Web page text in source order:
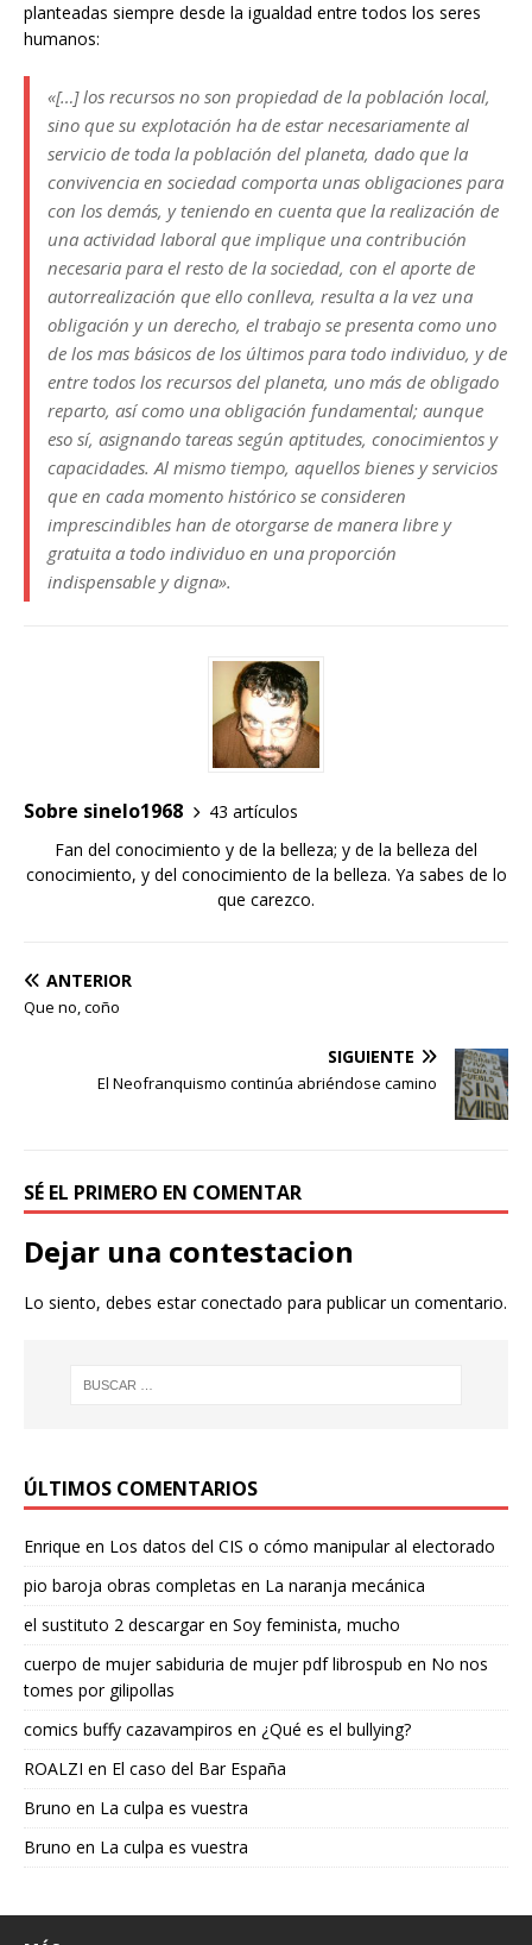
planteadas siempre desde la igualdad entre todos los seres
humanos:
«[…] los recursos no son propiedad de la población local,
sino que su explotación ha de estar necesariamente al
servicio de toda la población del planeta, dado que la
convivencia en sociedad comporta unas obligaciones para
con los demás, y teniendo en cuenta que la realización de
una actividad laboral que implique una contribución
necesaria para el resto de la sociedad, con el aporte de
autorrealización que ello conlleva, resulta a la vez una
obligación y un derecho, el trabajo se presenta como uno
de los mas básicos de los últimos para todo individuo, y de
entre todos los recursos del planeta, uno más de obligado
reparto, así como una obligación fundamental; aunque
eso sí, asignando tareas según aptitudes, conocimientos y
capacidades. Al mismo tiempo, aquellos bienes y servicios
que en cada momento histórico se consideren
imprescindibles han de otorgarse de manera libre y
gratuita a todo individuo en una proporción
indispensable y digna».
Sobre sinelo1968
43 artículos
Fan del conocimiento y de la belleza; y de la belleza del
conocimiento, y del conocimiento de la belleza. Ya sabes de lo
que carezco.
ANTERIOR
Que no, coño
SIGUIENTE
El Neofranquismo continúa abriéndose camino
SÉ EL PRIMERO EN COMENTAR
Dejar una contestacion
Lo siento, debes estarconectado para publicar un comentario.
ÚLTIMOS COMENTARIOS
Enrique en Los datos del CIS o cómo manipular al electorado
pio baroja obras completas en La naranja mecánica
el sustituto 2 descargaren Soy feminista, mucho
cuerpo de mujer sabiduria de mujer pdf librospub en No nos
tomes por gilipollas
comics buffy cazavampiros en ¿Qué es el bullying?
ROALZI en El caso del Bar España
Bruno en La culpa es vuestra
Bruno en La culpa es vuestra